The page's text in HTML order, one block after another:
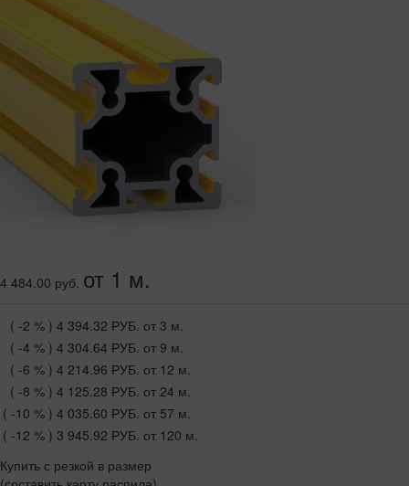
4 484.00 руб. от 1 м.
( -2 % ) 4 394.32 РУБ. от 3 м.
( -4 % ) 4 304.64 РУБ. от 9 м.
( -6 % ) 4 214.96 РУБ. от 12 м.
( -8 % ) 4 125.28 РУБ. от 24 м.
( -10 % ) 4 035.60 РУБ. от 57 м.
( -12 % ) 3 945.92 РУБ. от 120 м.
Купить с резкой в размер